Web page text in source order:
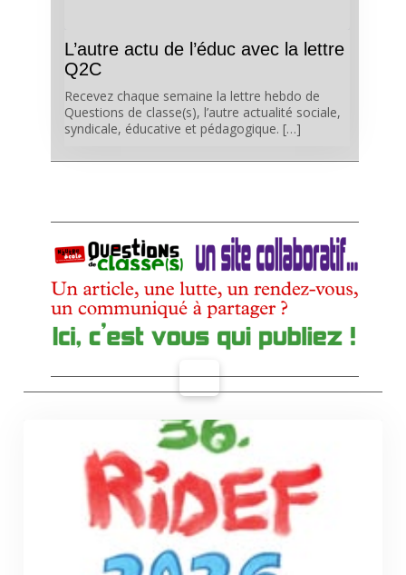
L’autre actu de l’éduc avec la lettre
Q2C
Recevez chaque semaine la lettre hebdo de
Questions de classe(s), l’autre actualité sociale,
syndicale, éducative et pédagogique. […]